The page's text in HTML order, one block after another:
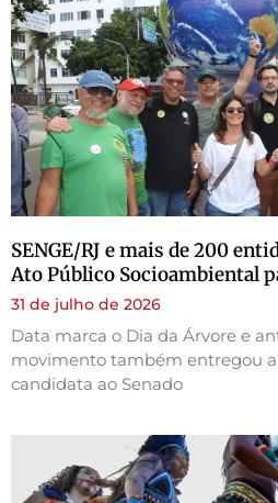
SENGE/RJ e mais de 200
Ato Público Socioambiental
31 de julho de 2026
Data marca o Dia da Árvore e
movimento também entregou
candidata ao Senado